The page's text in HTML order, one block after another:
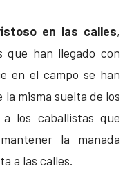
en las calles,
que han llegado con
en el campo se han
misma suelta de los
los caballistas que
la manada
a las calles.